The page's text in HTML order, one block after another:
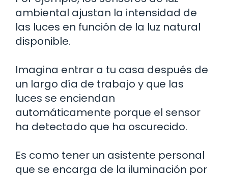
ambiental ajustan la intensidad de
las luces en función de la luz natural
disponible.
Imagina entrar a tu casa después de
un largo día de trabajo y que las
luces se enciendan
automáticamente porque el sensor
ha detectado que ha oscurecido.
Es como tener un asistente personal
que se encarga de la iluminación por